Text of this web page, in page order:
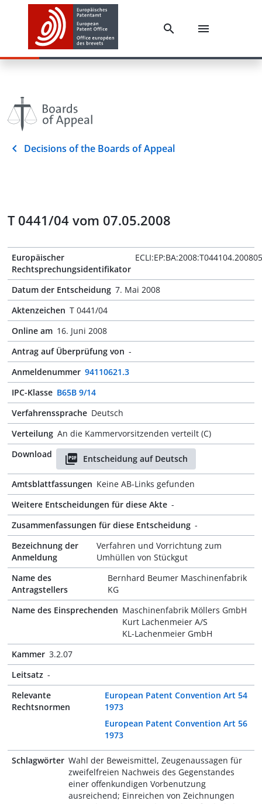
Decisions of the Boards of Appeal
T 0441/04 vom 07.05.2008
Europäischer
Rechtsprechungsidentifikator
Datum der Entscheidung 7. Mai 2008
Aktenzeichen T 0441/04
Online am 16. Juni 2008
Antrag auf Überprüfung von -
Anmeldenummer 94110621.3
IPC-Klasse B65B 9/14
Verfahrenssprache Deutsch
Verteilung An die Kammervorsitzenden verteilt (C)
Download
Entscheidung auf Deutsch
Amtsblattfassungen Keine AB-Links gefunden
Weitere Entscheidungen für diese Akte -
Zusammenfassungen für diese Entscheidung -
Bezeichnung der
Anmeldung
Verfahren und Vorrichtung zum
Umhüllen von Stückgut
Name des
Antragstellers
Bernhard Beumer Maschinenfabrik
KG
Name des Einsprechenden Maschinenfabrik Möllers GmbH
Kurt Lachenmeier A/S
KL-Lachenmeier GmbH
Kammer 3.2.07
Leitsatz -
Relevante
Rechtsnormen
European Patent Convention Art 54
1973
European Patent Convention Art 56
1973
Schlagwörter Wahl der Beweismittel, Zeugenaussagen für
zweifelfreien Nachweis des Gegenstandes
einer offenkundigen Vorbenutzung
ausreichend; Einreichen von Zeichnungen